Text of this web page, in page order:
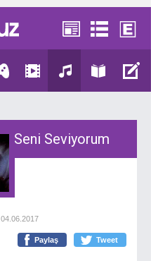
Seni Seviyorum
04.06.2017
Paylaş Tweet